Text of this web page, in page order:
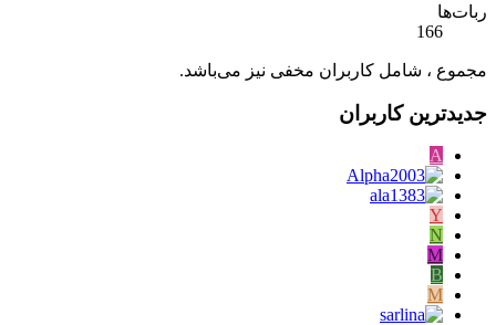
ربات‌ها
166
مجموع ، شامل کاربران مخفی نیز می‌باشد.
جدیدترین کاربران
A
Y
N
M
B
M